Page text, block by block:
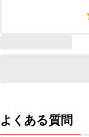
よくある質問